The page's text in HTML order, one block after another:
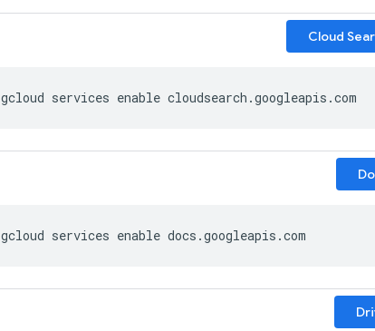
gcloud services enable cloudsearch .googleapis .com
gcloud services enable docs .googleapis .com